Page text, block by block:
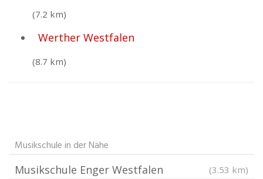
(7.2 km)
Werther Westfalen
(8.7 km)
Musikschule in der Nähe
Musikschule Enger Westfalen (3.53 km)